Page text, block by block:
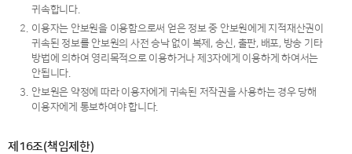
귀속합니다.
2.
이용자는 안보원을 이용함으로써 얻은 정보 중 안보원에게 지적재산권이
귀속된 정보를 안보원의 사전 승낙 없이 복제, 송신, 출판, 배포, 방송 기타
방법에 의하여 영리목적으로 이용하거나 제3자에게 이용하게 하여서는
안됩니다.
3.
안보원은 약정에 따라 이용자에게 귀속된 저작권을 사용하는 경우 당해
이용자에게 통보하여야 합니다.
제16조(책임제한)